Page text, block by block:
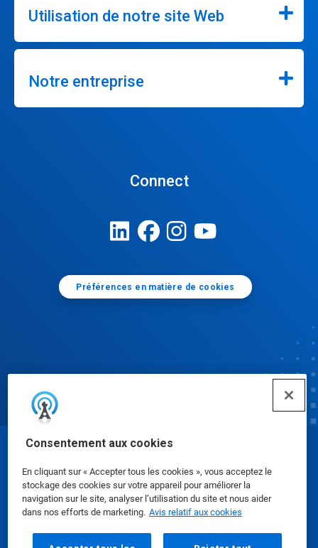
Consentement aux cookies
En cliquant sur « Accepter tous les cookies », vous acceptez le
stockage des cookies sur votre appareil pour améliorer la
navigation sur le site, analyser l’utilisation du site et nous aider
dans nos efforts de marketing. Avis relatif aux cookies
Utilisation de notre site Web
Notre entreprise
Connect
Préférences en matière de cookies
Fiches signalétiques|Politique de confidentialité
Modalités d'utilisation